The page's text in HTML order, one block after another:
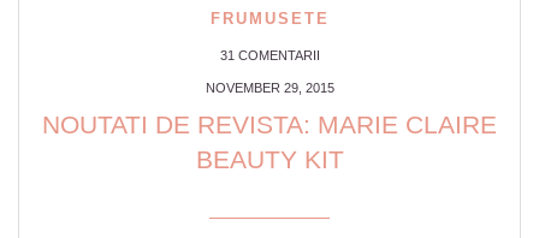
FRUMUSETE
31 COMENTARII
NOVEMBER 29, 2015
NOUTATI DE REVISTA: MARIE CLAIRE
BEAUTY KIT